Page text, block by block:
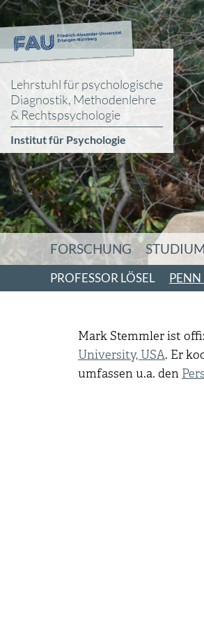
Lehrstuhl für psychologische
Diagnostik, Methodenlehre
& Rechtspsychologie
Institut für Psychologie
FORSCHUNG STUDIUM
PROFESSOR LÖSEL PENN
Mark Stemmler ist
University, USA. Er
umfassen u.a. den